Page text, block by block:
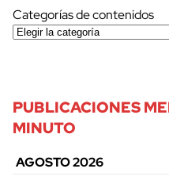
Categorías de contenidos
PUBLICACIONES
MINUTO
AGOSTO 2026